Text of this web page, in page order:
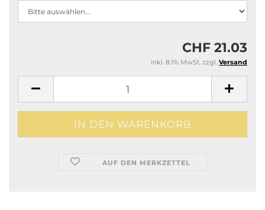
CHF 21.03
inkl. 8.1% MwSt. zzgl. Versand
AUF DEN MERKZETTEL